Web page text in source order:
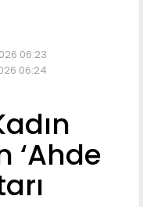
06:23
06:24
‘Ahde